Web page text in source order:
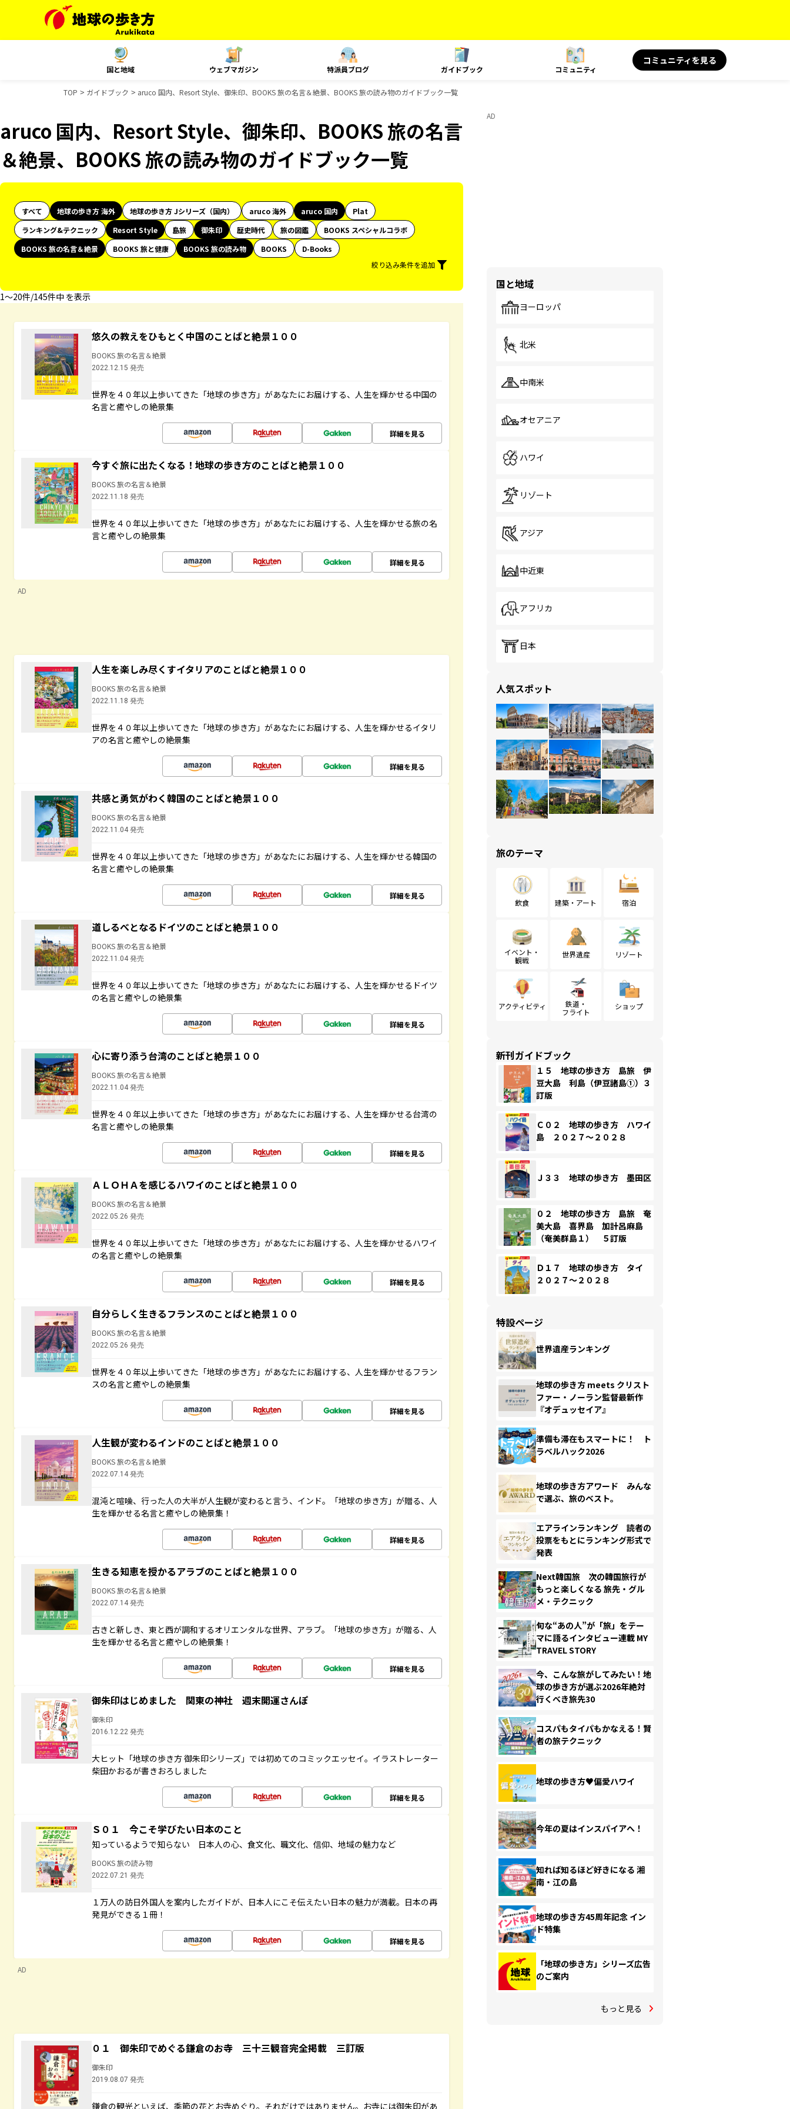
国と地域 ウェブマガジン 特派員ブログ ガイドブック コミュニティ
コミュニティを見る
TOP ガイドブック aruco 国内、Resort Style、御朱印、BOOKS 旅の名言＆絶景、BOOKS 旅の読み物のガイドブック一覧
aruco 国内、Resort Style、御朱印、BOOKS 旅の名言
＆絶景、BOOKS 旅の読み物のガイドブック一覧
すべて 地球の歩き方 海外 地球の歩き方 Jシリーズ（国内） aruco 海外 aruco 国内
Plat
ランキング&テクニック
Resort Style 島旅 御朱印 歴史時代 旅の図鑑
BOOKS スペシャルコラボ
BOOKS 旅の名言＆絶景
BOOKS 旅と健康 BOOKS 旅の読み物 BOOKS
D-Books
絞り込み条件を追加
1〜20件/145件中 を表示
悠久の教えをひもとく中国のことばと絶景１００
BOOKS 旅の名言＆絶景
2022.12.15 発売
世界を４０年以上歩いてきた「地球の歩き方」があなたにお届けする、人生を輝かせる中国の
名言と癒やしの絶景集
詳細を見る
今すぐ旅に出たくなる！地球の歩き方のことばと絶景１００
BOOKS 旅の名言＆絶景
2022.11.18 発売
世界を４０年以上歩いてきた「地球の歩き方」があなたにお届けする、人生を輝かせる旅の名
言と癒やしの絶景集
詳細を見る
AD
人生を楽しみ尽くすイタリアのことばと絶景１００
BOOKS 旅の名言＆絶景
2022.11.18 発売
世界を４０年以上歩いてきた「地球の歩き方」があなたにお届けする、人生を輝かせるイタリ
アの名言と癒やしの絶景集
詳細を見る
共感と勇気がわく韓国のことばと絶景１００
BOOKS 旅の名言＆絶景
2022.11.04 発売
世界を４０年以上歩いてきた「地球の歩き方」があなたにお届けする、人生を輝かせる韓国の
名言と癒やしの絶景集
詳細を見る
道しるべとなるドイツのことばと絶景１００
BOOKS 旅の名言＆絶景
2022.11.04 発売
世界を４０年以上歩いてきた「地球の歩き方」があなたにお届けする、人生を輝かせるドイツ
の名言と癒やしの絶景集
詳細を見る
心に寄り添う台湾のことばと絶景１００
BOOKS 旅の名言＆絶景
2022.11.04 発売
世界を４０年以上歩いてきた「地球の歩き方」があなたにお届けする、人生を輝かせる台湾の
名言と癒やしの絶景集
詳細を見る
ＡＬＯＨＡを感じるハワイのことばと絶景１００
BOOKS 旅の名言＆絶景
2022.05.26 発売
世界を４０年以上歩いてきた「地球の歩き方」があなたにお届けする、人生を輝かせるハワイ
の名言と癒やしの絶景集
詳細を見る
自分らしく生きるフランスのことばと絶景１００
BOOKS 旅の名言＆絶景
2022.05.26 発売
世界を４０年以上歩いてきた「地球の歩き方」があなたにお届けする、人生を輝かせるフラン
スの名言と癒やしの絶景集
詳細を見る
人生観が変わるインドのことばと絶景１００
BOOKS 旅の名言＆絶景
2022.07.14 発売
混沌と喧噪、行った人の大半が人生観が変わると言う、インド。「地球の歩き方」が贈る、人
生を輝かせる名言と癒やしの絶景集！
詳細を見る
生きる知恵を授かるアラブのことばと絶景１００
BOOKS 旅の名言＆絶景
2022.07.14 発売
古きと新しき、東と西が調和するオリエンタルな世界、アラブ。「地球の歩き方」が贈る、人
生を輝かせる名言と癒やしの絶景集！
詳細を見る
御朱印はじめました 関東の神社 週末開運さんぽ
御朱印
2016.12.22 発売
大ヒット「地球の歩き方 御朱印シリーズ」では初めてのコミックエッセイ。イラストレーター
柴田かおるが書きおろしました
詳細を見る
Ｓ０１ 今こそ学びたい日本のこと
知っているようで知らない 日本人の心、食文化、職文化、信仰、地域の魅力など
BOOKS 旅の読み物
2022.07.21 発売
１万人の訪日外国人を案内したガイドが、日本人にこそ伝えたい日本の魅力が満載。日本の再
発見ができる１冊！
詳細を見る
AD
０１ 御朱印でめぐる鎌倉のお寺 三十三観音完全掲載 三訂版
御朱印
2019.08.07 発売
鎌倉の観光といえば、季節の花とお寺めぐり。それだけではありません。お寺には御朱印があ
AD
国と地域
ヨーロッパ
北米
中南米
オセアニア
ハワイ
リゾート
アジア
中近東
アフリカ
日本
人気スポット
旅のテーマ
飲食 建築・アート 宿泊
イベント・
観戦
世界遺産 リゾート
アクティビティ
鉄道・
フライト
ショップ
新刊ガイドブック
１５ 地球の歩き方 島旅 伊
豆大島 利島（伊豆諸島①）３
訂版
Ｃ０２ 地球の歩き方 ハワイ
島 ２０２７～２０２８
Ｊ３３ 地球の歩き方 墨田区
０２ 地球の歩き方 島旅 奄
美大島 喜界島 加計呂麻島
（奄美群島１） ５訂版
Ｄ１７ 地球の歩き方 タイ
２０２７～２０２８
特設ページ
世界遺産ランキング
地球の歩き方 meets クリスト
ファー・ノーラン監督最新作
『オデュッセイア』
準備も滞在もスマートに！ ト
ラベルハック2026
地球の歩き方アワード みんな
で選ぶ、旅のベスト。
エアラインランキング 読者の
投票をもとにランキング形式で
発表
Next韓国旅 次の韓国旅行が
もっと楽しくなる 旅先・グル
メ・テクニック
旬な“あの人”が「旅」をテー
マに語るインタビュー連載 MY
TRAVEL STORY
今、こんな旅がしてみたい！地
球の歩き方が選ぶ2026年絶対
行くべき旅先30
コスパもタイパもかなえる！賢
者の旅テクニック
地球の歩き方♥偏愛ハワイ
今年の夏はインスパイアへ！
知れば知るほど好きになる 湘
南・江の島
地球の歩き方45周年記念 イン
ド特集
「地球の歩き方」シリーズ広告
のご案内
もっと見る